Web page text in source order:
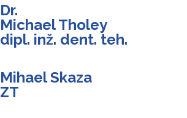
Dr.
Michael Tholey
dipl. inž. dent. teh.
Mihael Skaza
ZT